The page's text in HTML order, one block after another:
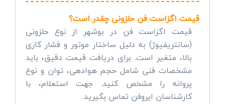
قیمت اگزاست فن حلزونی چقدر است؟
قیمت اگزاست فن در بوشهر از نوع حلزونی
(سانتریفیوژ) به دلیل ساختار موتور و فشار کاری
بالا، متغیر است. برای دریافت قیمت دقیق، باید
مشخصات فنی شامل حجم هوادهی، توان و نوع
پروانه را مشخص کنید. جهت استعلام، با
کارشناسان ایروفن تماس بگیرید.